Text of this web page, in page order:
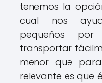
tenemos la
cual nos
pequeños
transportar
menor que
relevante es que